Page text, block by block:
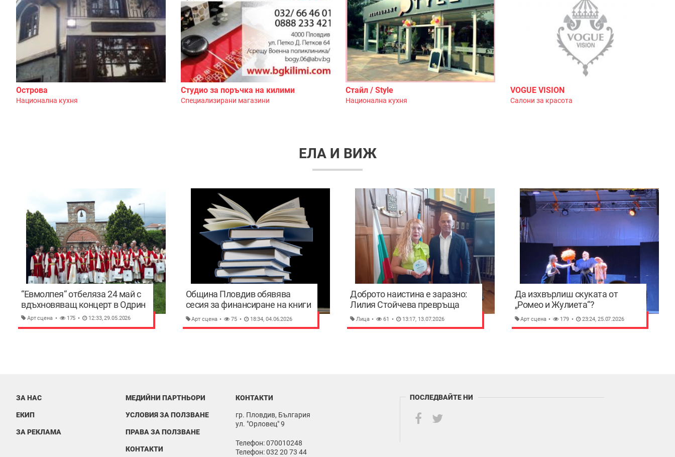
Острова
Национална кухня
Студио за поръчка на килими
Специализирани магазини
Стайл / Style
Национална кухня
VOGUE VISION
Салони за красота
ЕЛА И ВИЖ
“Евмолпея“ отбеляза 24 май с
вдъхновяващ концерт в Одрин
Арт сцена 175 12:33, 29.05.2026
Община Пловдив обявява
сесия за финансиране на книги
на пловдивски писатели и
важни за града издания
Арт сцена 75 18:34, 04.06.2026
Доброто наистина е заразно:
Лилия Стойчева превръща
съпричастността в урок за
живота
Лица 61 13:17, 13.07.2026
Да изхвърлиш скуката от
„Ромео и Жулиета“?
Умноженият Шекспир завладя
Пловдив преди да отпътува
Арт сцена 179 23:24, 25.07.2026
ЗА НАС
ЕКИП
ЗА РЕКЛАМА
МЕДИЙНИ ПАРТНЬОРИ
УСЛОВИЯ ЗА ПОЛЗВАНЕ
ПРАВА ЗА ПОЛЗВАНЕ
КОНТАКТИ
КОНТАКТИ
гр. Пловдив, България
ул. "Орловец" 9
Телефон: 070010248
Телефон: 032 20 73 44
ПОСЛЕДВАЙТЕ НИ